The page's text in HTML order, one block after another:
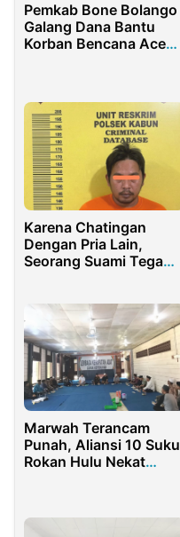
Pemkab Bone Bolango
Galang Dana Bantu
Korban Bencana Aceh
Karena Chatingan
Dengan Pria Lain,
Seorang Suami Tega
Marwah Terancam
Punah, Aliansi 10 Suku
Rokan Hulu Nekat